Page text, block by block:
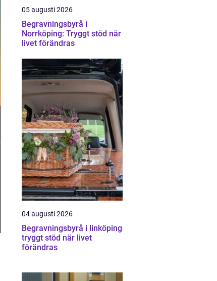
05 augusti 2026
Begravningsbyrå i
Norrköping: Tryggt stöd när
livet förändras
04 augusti 2026
Begravningsbyrå i linköping
tryggt stöd när livet
förändras